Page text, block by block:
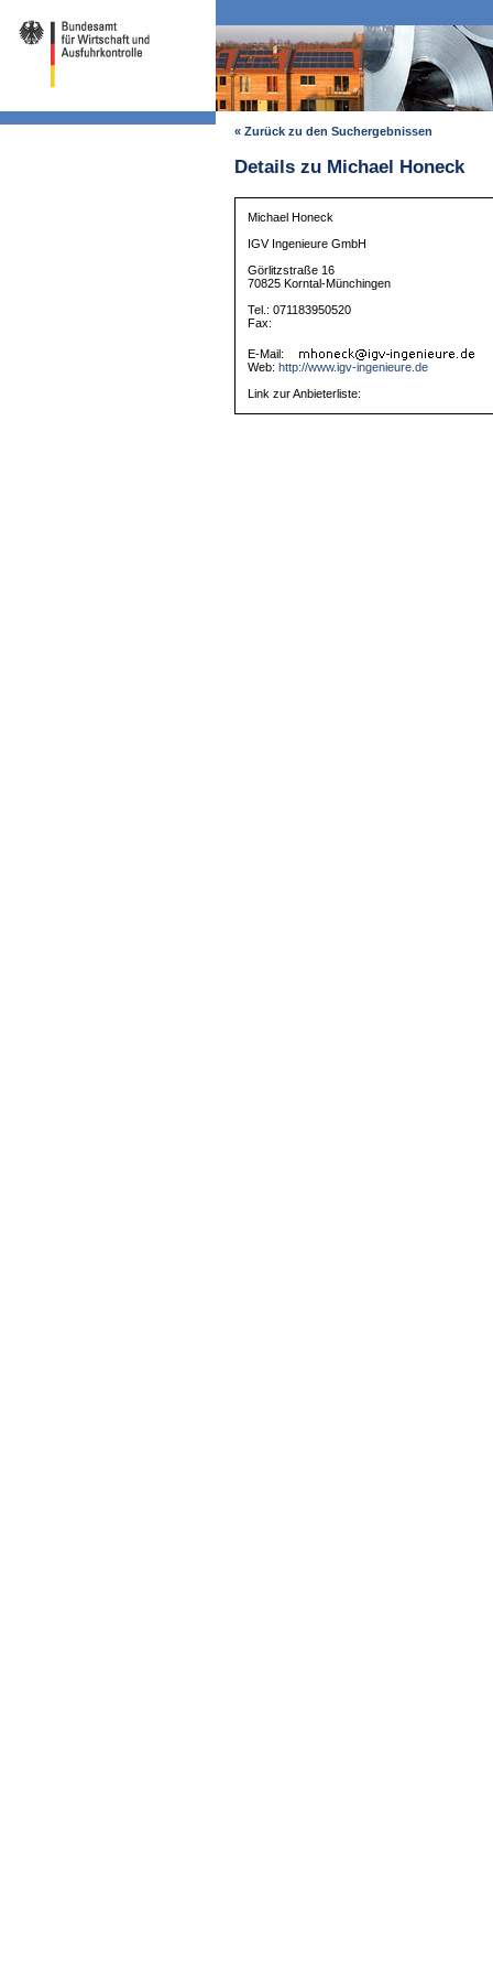
« Zurück zu den Suchergebnissen
Details zu Michael Honeck
Michael Honeck
IGV Ingenieure GmbH
Görlitzstraße 16
70825 Korntal-Münchingen
Tel.: 071183950520
Fax:
E-Mail:
Web: http://www.igv-ingenieure.de
Link zur Anbieterliste: